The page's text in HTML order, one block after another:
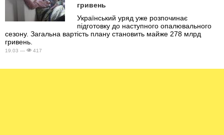
гривень
Український уряд уже розпочинає
підготовку до наступного опалювального
сезону. Загальна вартість плану становить майже 278 млрд
гривень.
19.03 — 417